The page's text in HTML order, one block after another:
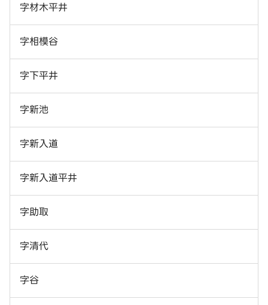
字材木平井
字相模谷
字下平井
字新池
字新入道
字新入道平井
字助取
字清代
字谷